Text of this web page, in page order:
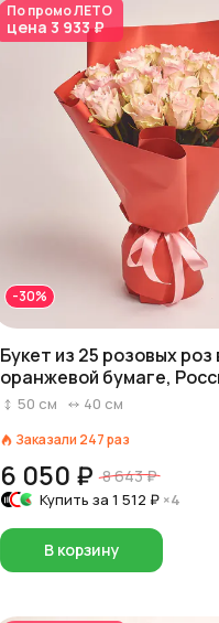
По промоЛЕТО
цена 3 933 ₽
-30%
Букет из 25 розовых роз
оранжевой бумаге,
50 см 40 см
Заказали 247раз
6 050 ₽ 8 643 ₽
Купить за 1 512 ₽ ×4
В корзину